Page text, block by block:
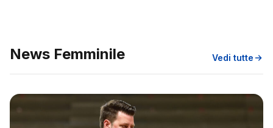
News Femminile Vedi tutte